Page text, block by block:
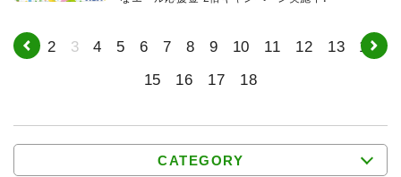
1 2 3 4 5 6 7 8 9 10 11 12 13
14
15
16 17 18
CATEGORY